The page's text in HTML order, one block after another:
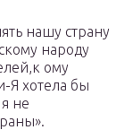
нашу страну
народу
ому
Я хотела бы
не